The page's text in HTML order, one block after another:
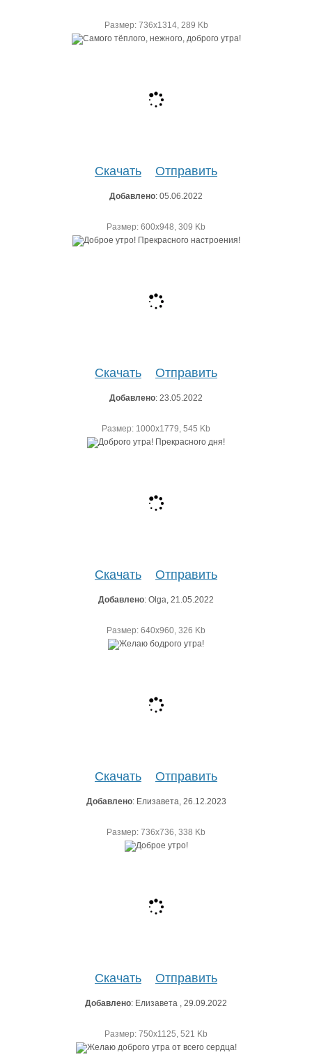
Размер: 736х1314, 289 Kb
Скачать Отправить
Добавлено: 05.06.2022
Размер: 600х948, 309 Kb
Скачать Отправить
Добавлено: 23.05.2022
Размер: 1000х1779, 545 Kb
Скачать Отправить
Добавлено: Olga, 21.05.2022
Размер: 640х960, 326 Kb
Скачать Отправить
Добавлено: Елизавета, 26.12.2023
Размер: 736х736, 338 Kb
Скачать Отправить
Добавлено: Елизавета , 29.09.2022
Размер: 750х1125, 521 Kb